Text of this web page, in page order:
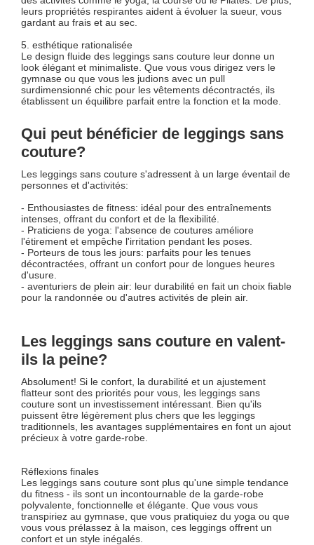
leurs propriétés respirantes aident à évoluer la sueur, vous
gardant au frais et au sec.
5. esthétique rationalisée
Le design fluide des leggings sans couture leur donne un
look élégant et minimaliste. Que vous vous dirigez vers le
gymnase ou que vous les judions avec un pull
surdimensionné chic pour les vêtements décontractés, ils
établissent un équilibre parfait entre la fonction et la mode.
Qui peut bénéficier de leggings sans
couture?
Les leggings sans couture s'adressent à un large éventail de
personnes et d'activités:
- Enthousiastes de fitness: idéal pour des entraînements
intenses, offrant du confort et de la flexibilité.
- Praticiens de yoga: l'absence de coutures améliore
l'étirement et empêche l'irritation pendant les poses.
- Porteurs de tous les jours: parfaits pour les tenues
décontractées, offrant un confort pour de longues heures
d'usure.
- aventuriers de plein air: leur durabilité en fait un choix fiable
pour la randonnée ou d'autres activités de plein air.
Les leggings sans couture en valent-
ils la peine?
Absolument! Si le confort, la durabilité et un ajustement
flatteur sont des priorités pour vous, les leggings sans
couture sont un investissement intéressant. Bien qu'ils
puissent être légèrement plus chers que les leggings
traditionnels, les avantages supplémentaires en font un ajout
précieux à votre garde-robe.
Réflexions finales
Les leggings sans couture sont plus qu'une simple tendance
du fitness - ils sont un incontournable de la garde-robe
polyvalente, fonctionnelle et élégante. Que vous vous
transpiriez au gymnase, que vous pratiquiez du yoga ou que
vous vous prélassez à la maison, ces leggings offrent un
confort et un style inégalés.